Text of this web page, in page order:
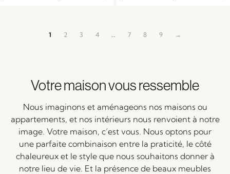
1 2 3 4 … 7 8 9 →
Votre maison vous ressemble
Nous imaginons et aménageons nos maisons ou
appartements, et nos intérieurs nous renvoient à notre
image. Votre maison, c’est vous. Nous optons pour
une parfaite combinaison entre la praticité, le côté
chaleureux et le style que nous souhaitons donner à
notre lieu de vie. Et la présence de beaux meubles